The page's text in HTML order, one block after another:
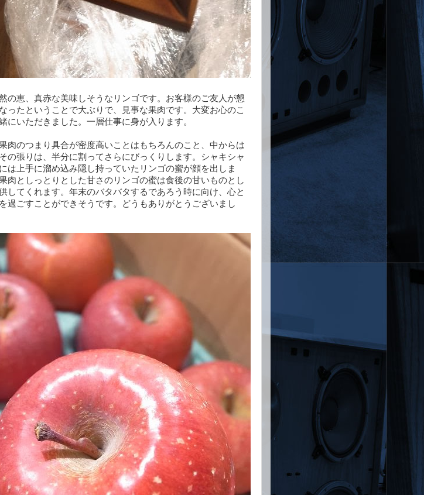
の恵、真赤な美味しそうなリンゴです。お客様のご友人が懇
ったということで大ぶりで、見事な果肉です。大変お心のこ
にいただきました。一層仕事に身が入ります。
肉のつまり具合が密度高いことはもちろんのこと、中からは
の張りは、半分に割ってさらにびっくりします。シャキシャ
は上手に溜め込み隠し持っていたリンゴの蜜が顔を出しま
肉としっとりとした甘さのリンゴの蜜は食後の甘いものとし
してくれます。年末のバタバタするであろう時に向け、心と
過ごすことができそうです。どうもありがとうございまし